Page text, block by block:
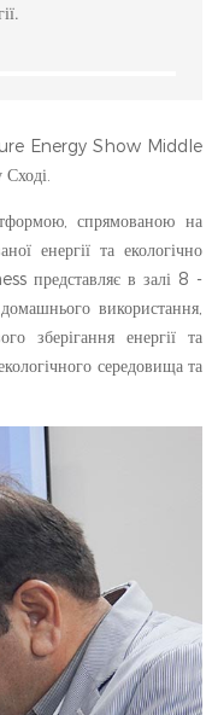
Energy Show Middle
спрямованою на
енергії та екологічно
представляє в залі 8 -
використання,
зберігання енергії та
середовища та